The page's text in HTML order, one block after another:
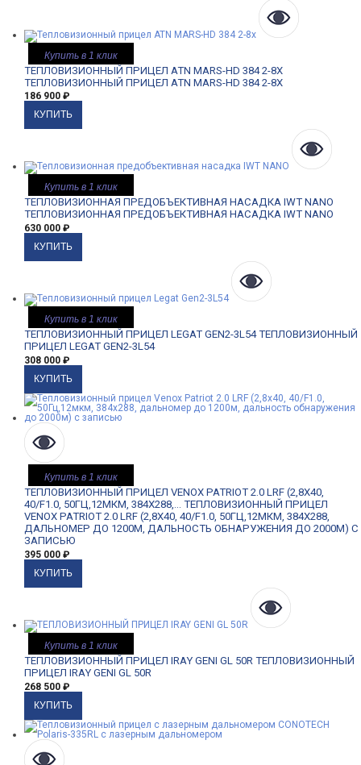
Купить в 1 клик
ТЕПЛОВИЗИОННЫЙ ПРИЦЕЛ ATN MARS-HD 384 2-8X
ТЕПЛОВИЗИОННЫЙ ПРИЦЕЛ ATN MARS-HD 384 2-8X
186 900 ₽
Купить в 1 клик
ТЕПЛОВИЗИОННАЯ ПРЕДОБЪЕКТИВНАЯ НАСАДКА IWT NANO
ТЕПЛОВИЗИОННАЯ ПРЕДОБЪЕКТИВНАЯ НАСАДКА IWT NANO
630 000 ₽
Купить в 1 клик
ТЕПЛОВИЗИОННЫЙ ПРИЦЕЛ LEGAT GEN2-3L54 ТЕПЛОВИЗИОННЫЙ
ПРИЦЕЛ LEGAT GEN2-3L54
308 000 ₽
Купить в 1 клик
ТЕПЛОВИЗИОННЫЙ ПРИЦЕЛ VENOX PATRIOT 2.0 LRF (2,8X40,
40/F1.0, 50ГЦ,12МКМ, 384Х288,... ТЕПЛОВИЗИОННЫЙ ПРИЦЕЛ
VENOX PATRIOT 2.0 LRF (2,8X40, 40/F1.0, 50ГЦ,12МКМ, 384Х288,
ДАЛЬНОМЕР ДО 1200М, ДАЛЬНОСТЬ ОБНАРУЖЕНИЯ ДО 2000М) С
ЗАПИСЬЮ
395 000 ₽
Купить в 1 клик
ТЕПЛОВИЗИОННЫЙ ПРИЦЕЛ IRAY GENI GL 50R ТЕПЛОВИЗИОННЫЙ
ПРИЦЕЛ IRAY GENI GL 50R
268 500 ₽